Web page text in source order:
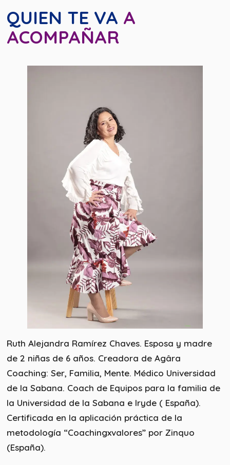
QUIEN TE VA A
ACOMPAÑAR
Ruth Alejandra Ramírez Chaves. Esposa y madre
de 2 niñas de 6 años. Creadora de Agâra
Coaching: Ser, Familia, Mente. Médico Universidad
de la Sabana. Coach de Equipos para la familia de
la Universidad de la Sabana e Iryde ( España).
Certificada en la aplicación práctica de la
metodología “Coachingxvalores” por Zinquo
(España).